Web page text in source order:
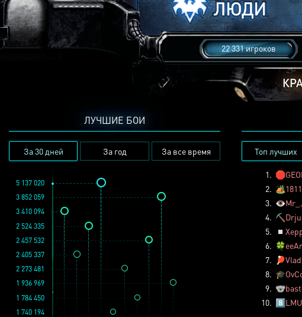
22 331 игроков
ЛУЧШИЕ БОИ
За 30 дней За год За все время
1 936 969
3 852 059
2 457 532
1 784 450
2 273 481
1 740 194
5 137 020
2 524 335
2 405 337
3 410 094
Топ лучших
1. 🛑
2. 🏕️
3. 👁️
4. ⛏️
5.
◽
6. 🍀
7.
🏓
8. 🎓
9. 🐨
10. 8️⃣LMU